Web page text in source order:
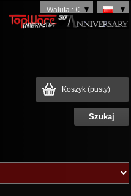
Waluta : €
Koszyk (pusty)